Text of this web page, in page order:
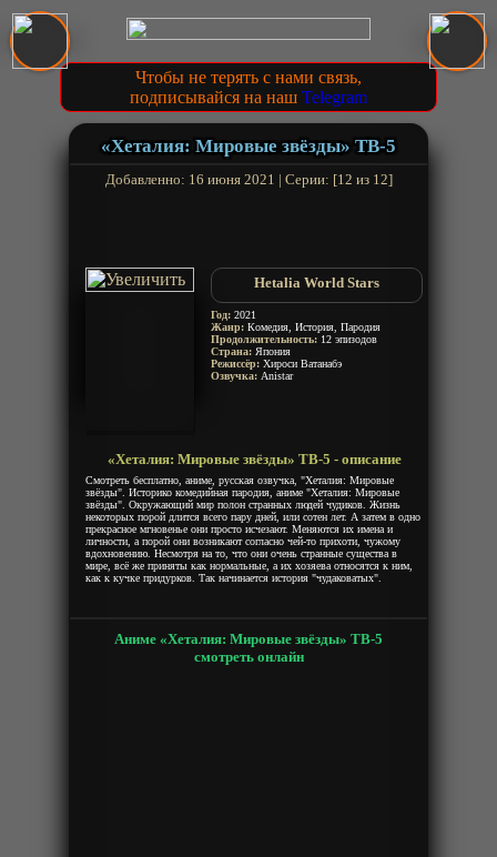
Чтобы не терять с нами связь,
подписывайся на наш Telegram
«Хеталия: Мировые звёзды» ТВ-5
Добавленно: 16 июня 2021 | Серии: [12 из 12]
Hetalia World Stars
Год: 2021
Жанр: Комедия, История, Пародия
Продолжительность: 12 эпизодов
Страна: Япония
Режиссёр: Хироси Ватанабэ
Озвучка: Anistar
«Хеталия: Мировые звёзды» ТВ-5 - описание
Смотреть бесплатно, аниме, русская озвучка, "Хеталия: Мировые
звёзды". Историко комедийная пародия, аниме "Хеталия: Мировые
звёзды". Окружающий мир полон странных людей чудиков. Жизнь
некоторых порой длится всего пару дней, или сотен лет. А затем в одно
прекрасное мгновенье они просто исчезают. Меняются их имена и
личности, а порой они возникают согласно чей-то прихоти, чужому
вдохновению. Несмотря на то, что они очень странные существа в
мире, всё же приняты как нормальные, а их хозяева относятся к ним,
как к кучке придурков. Так начинается история "чудаковатых".
Аниме «Хеталия: Мировые звёзды» ТВ-5
смотреть онлайн